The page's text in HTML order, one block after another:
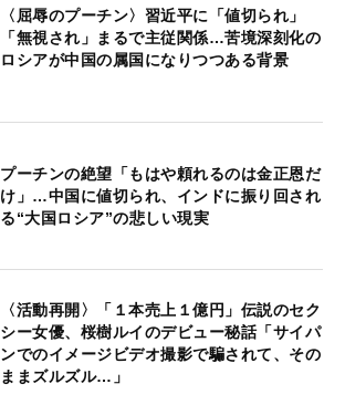
〈屈辱のプーチン〉習近平に「値切られ」
「無視され」まるで主従関係…苦境深刻化の
ロシアが中国の属国になりつつある背景
プーチンの絶望「もはや頼れるのは金正恩だ
け」…中国に値切られ、インドに振り回され
る“大国ロシア”の悲しい現実
〈活動再開〉「１本売上１億円」伝説のセク
シー女優、桜樹ルイのデビュー秘話「サイパ
ンでのイメージビデオ撮影で騙されて、その
ままズルズル…」